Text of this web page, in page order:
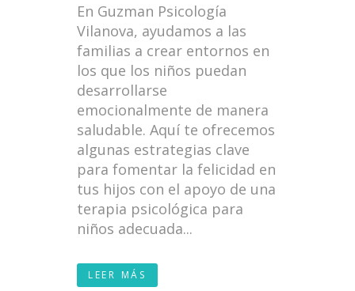
En Guzman Psicología
Vilanova, ayudamos a las
familias a crear entornos en
los que los niños puedan
desarrollarse
emocionalmente de manera
saludable. Aquí te ofrecemos
algunas estrategias clave
para fomentar la felicidad en
tus hijos con el apoyo de una
terapia psicológica para
niños adecuada...
LEER MÁS